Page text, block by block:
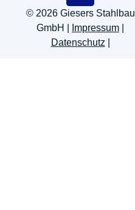
© 2026 Giesers Stahlbau
GmbH |
Impressum
Datenschutz